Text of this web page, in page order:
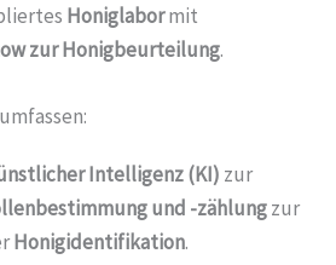
Honiglabormit
zur Honigbeurteilung.
Intelligenz (KI) zur
und -zählungzur
Honigidentifikation.